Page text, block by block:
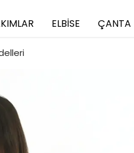
ELBİSE ÇANTA